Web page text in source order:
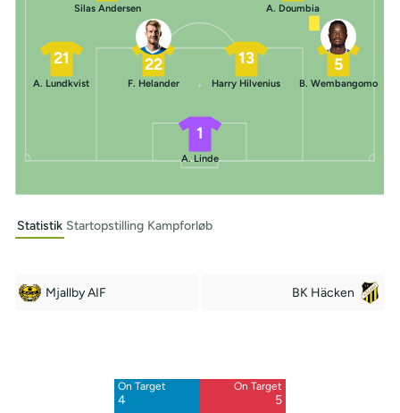
1
A. Linde
21
A. Lundkvist
22
F. Helander
13
Harry Hilvenius
5
B. Wembangomo
Silas Andersen A. Doumbia
Statistik Startopstilling Kampforløb
Mjallby AIF BK Häcken
On Target
4
On Target
5